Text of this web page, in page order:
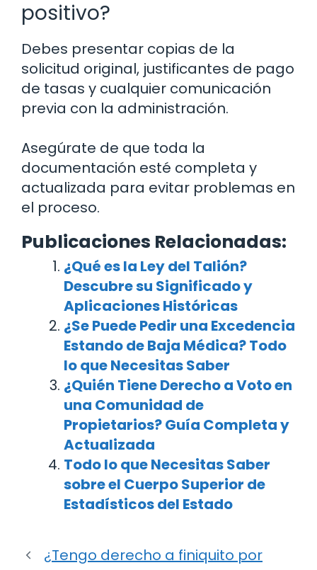
positivo?
Debes presentar copias de la
solicitud original, justificantes de pago
de tasas y cualquier comunicación
previa con la administración.
Asegúrate de que toda la
documentación esté completa y
actualizada para evitar problemas en
el proceso.
Publicaciones Relacionadas:
¿Qué es la Ley del Talión?
Descubre su Significado y
Aplicaciones Históricas
¿Se Puede Pedir una Excedencia
Estando de Baja Médica? Todo
lo que Necesitas Saber
¿Quién Tiene Derecho a Voto en
una Comunidad de
Propietarios? Guía Completa y
Actualizada
Todo lo que Necesitas Saber
sobre el Cuerpo Superior de
Estadísticos del Estado
¿Tengo derecho a finiquito por